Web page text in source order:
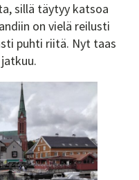
sillä täytyy katsoa
on vielä reilusti
puhti riitä. Nyt taas